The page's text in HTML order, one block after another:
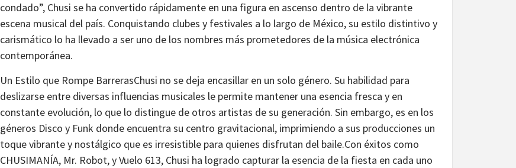
condado”, Chusi se ha convertido rápidamente en una figura en ascenso dentro de la vibrante
escena musical del país. Conquistando clubes y festivales a lo largo de México, su estilo distintivo y
carismático lo ha llevado a ser uno de los nombres más prometedores de la música electrónica
contemporánea.
Un Estilo que Rompe BarrerasChusi no se deja encasillar en un solo género. Su habilidad para
deslizarse entre diversas influencias musicales le permite mantener una esencia fresca y en
constante evolución, lo que lo distingue de otros artistas de su generación. Sin embargo, es en los
géneros Disco y Funk donde encuentra su centro gravitacional, imprimiendo a sus producciones un
toque vibrante y nostálgico que es irresistible para quienes disfrutan del baile.Con éxitos como
CHUSIMANÍA, Mr. Robot, y Vuelo 613, Chusi ha logrado capturar la esencia de la fiesta en cada uno